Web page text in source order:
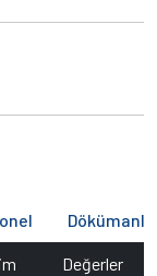
Değerler